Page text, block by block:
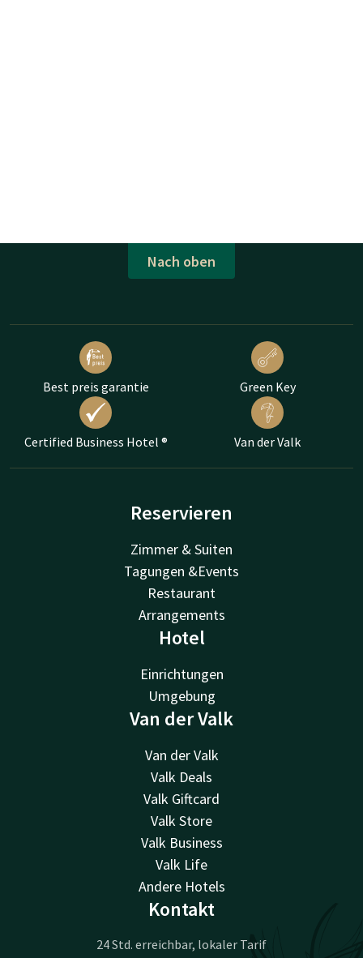
Nach oben
Best preis garantie Green Key
Certified Business Hotel ® Van der Valk
Reservieren
Zimmer & Suiten
Tagungen &Events
Restaurant
Arrangements
Hotel
Einrichtungen
Umgebung
Van der Valk
Van der Valk
Valk Deals
Valk Giftcard
Valk Store
Valk Business
Valk Life
Andere Hotels
Kontakt
24 Std. erreichbar, lokaler Tarif